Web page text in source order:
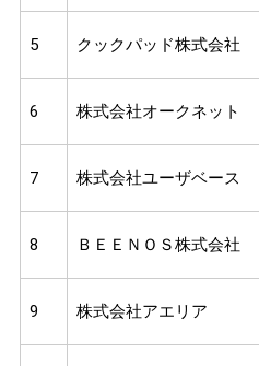
5 クックパッド株式会社
6 株式会社オークネット
7 株式会社ユーザベース
8 ＢＥＥＮＯＳ株式会社
9 株式会社アエリア